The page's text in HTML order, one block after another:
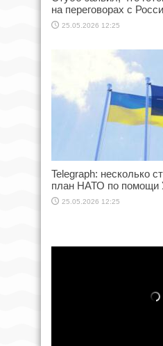
на переговорах с
25.05.2026 12:25
Telegraph: несколько
план НАТО по помощи
25.05.2026 12:25